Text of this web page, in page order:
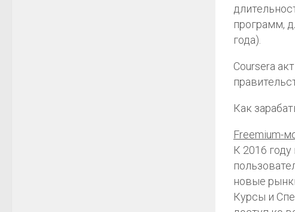
программ,
года).
Coursera
Как
Freemium-
К 2016
новые
Курсы и